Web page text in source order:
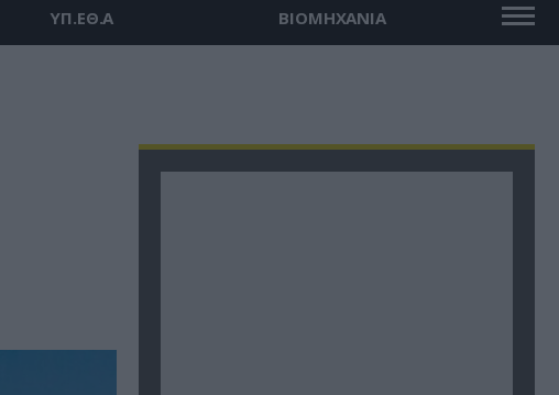
ΥΠ.ΕΘ.Α ΒΙΟΜΗΧΑΝΙΑ